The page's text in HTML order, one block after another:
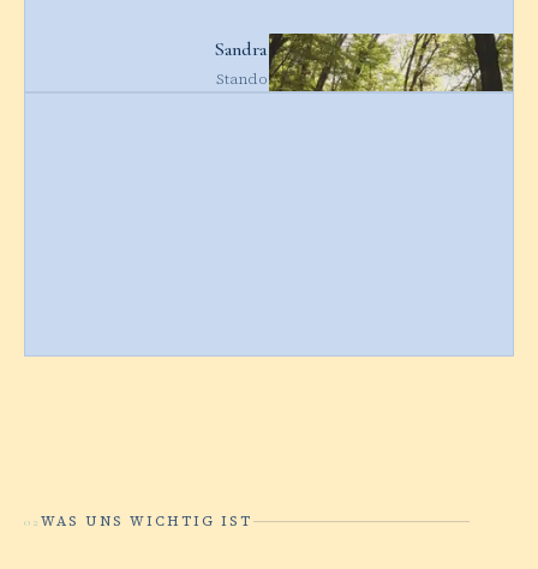
Sandra Müller
Standortleiter
02WAS UNS WICHTIG IST